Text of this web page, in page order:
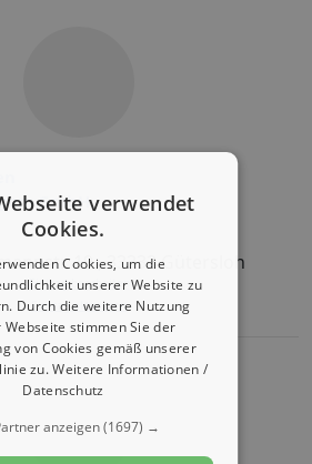
19 , 33332 Gütersloh
Eintrag bearbeiten
Eintrag aktivieren
verwendet
Cookies.
Cookies, um die
unserer Website zu
Durch die weitere Nutzung
Webseite stimmen Sie der
von Cookies gemäß unserer
zu.Weitere Informationen /
Datenschutz
anzeigen(1697) →